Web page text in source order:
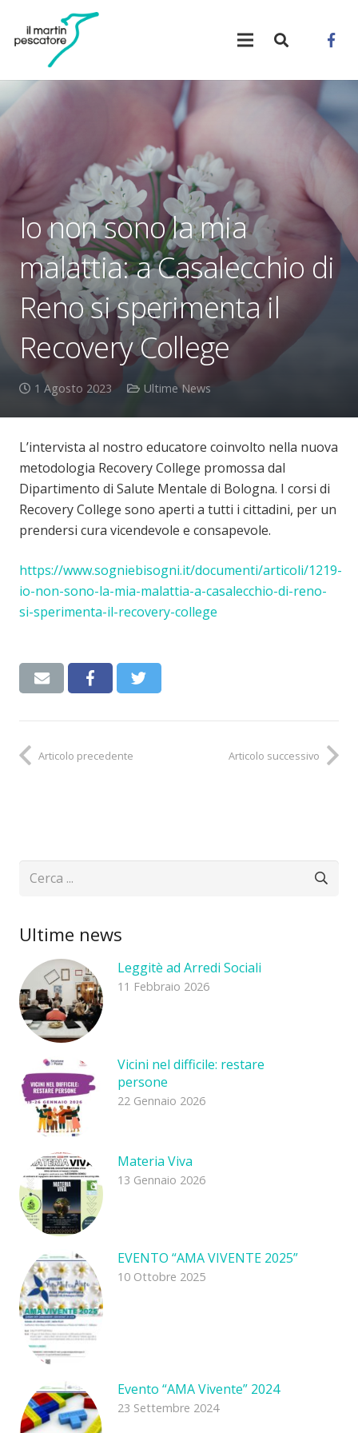
Io non sono la mia
malattia: a Casalecchio di
Reno si sperimenta il
Recovery College
1 Agosto 2023 Ultime News
L’intervista al nostro educatore coinvolto nella nuova
metodologia Recovery College promossa dal
Dipartimento di Salute Mentale di Bologna. I corsi di
Recovery College sono aperti a tutti i cittadini, per un
prendersi cura vicendevole e consapevole.
https://www.sogniebisogni.it/documenti/articoli/1219-
io-non-sono-la-mia-malattia-a-casalecchio-di-reno-
si-sperimenta-il-recovery-college
Articolo precedente Articolo successivo
Ultime news
Leggitè ad Arredi Sociali
11 Febbraio 2026
Vicini nel difficile: restare
persone
22 Gennaio 2026
Materia Viva
13 Gennaio 2026
EVENTO “AMA VIVENTE 2025”
10 Ottobre 2025
Evento “AMA Vivente” 2024
23 Settembre 2024